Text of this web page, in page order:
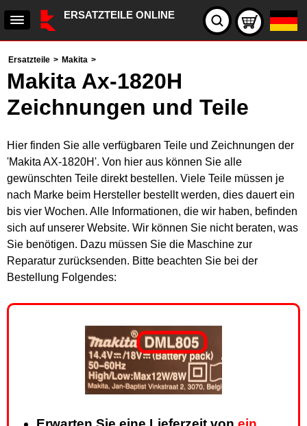
ERSATZTEILE ONLINE
Ersatzteile > Makita >
Makita Ax-1820H
Zeichnungen und Teile
Hier finden Sie alle verfügbaren Teile und Zeichnungen der
'Makita AX-1820H'. Von hier aus können Sie alle
gewünschten Teile direkt bestellen. Viele Teile müssen je
nach Marke beim Hersteller bestellt werden, dies dauert ein
bis vier Wochen. Alle Informationen, die wir haben, befinden
sich auf unserer Website. Wir können Sie nicht beraten, was
Sie benötigen. Dazu müssen Sie die Maschine zur
Reparatur zurücksenden. Bitte beachten Sie bei der
Bestellung Folgendes: